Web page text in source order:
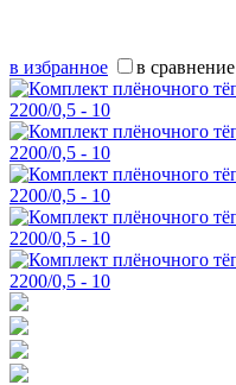
в избранное в сравнение